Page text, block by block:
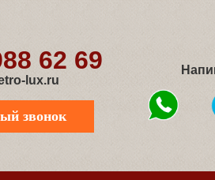
62 69
lux.ru
звонок